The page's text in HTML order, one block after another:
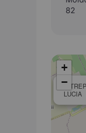
82
LUCIA
+
−